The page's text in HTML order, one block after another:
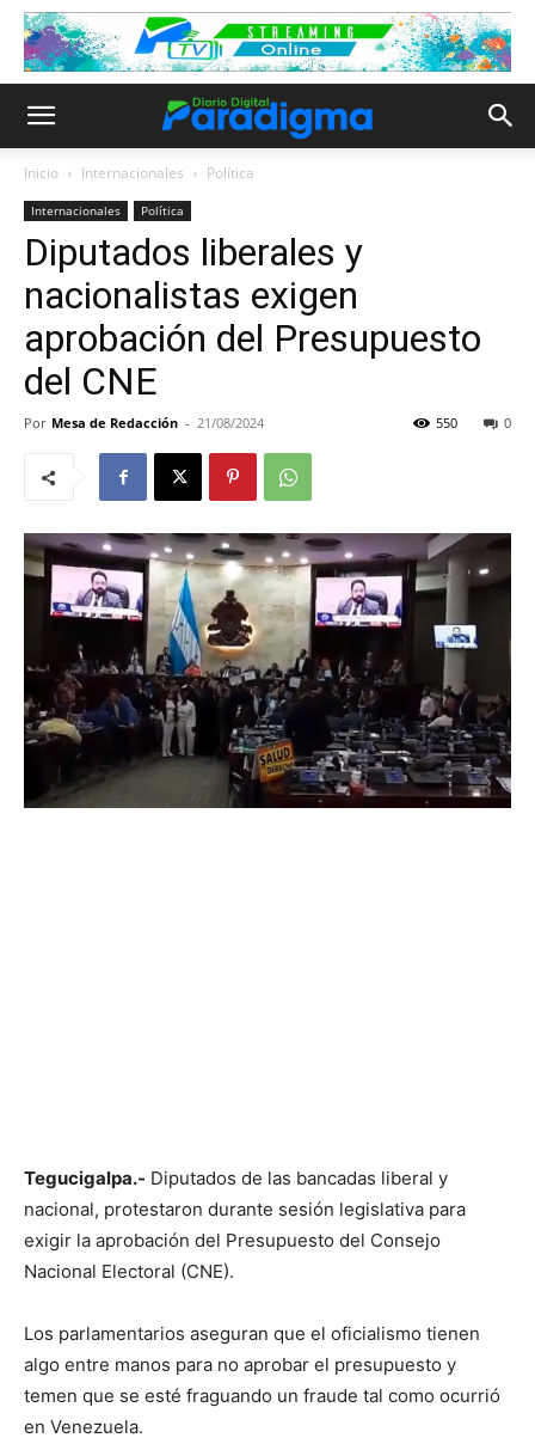
Inicio Internacionales Política
Internacionales Política
Diputados liberales y
nacionalistas exigen
aprobación del Presupuesto
del CNE
Por Mesa de Redacción - 21/08/2024 0
550
Tegucigalpa.- Diputados de las bancadas liberal y
nacional, protestaron durante sesión legislativa para
exigir la aprobación del Presupuesto del Consejo
Nacional Electoral (CNE).
Los parlamentarios aseguran que el oficialismo tienen
algo entre manos para no aprobar el presupuesto y
temen que se esté fraguando un fraude tal como ocurrió
en Venezuela.